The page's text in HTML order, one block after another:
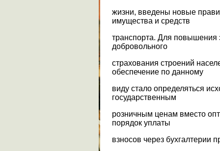
жизни, введены новые
имущества и средств
транспорта. Для повышения
добровольного
страхования строений
обеспечение по данному
виду стало определяться
государственным
розничным ценам вместо
порядок уплаты
взносов через бухгалтерии